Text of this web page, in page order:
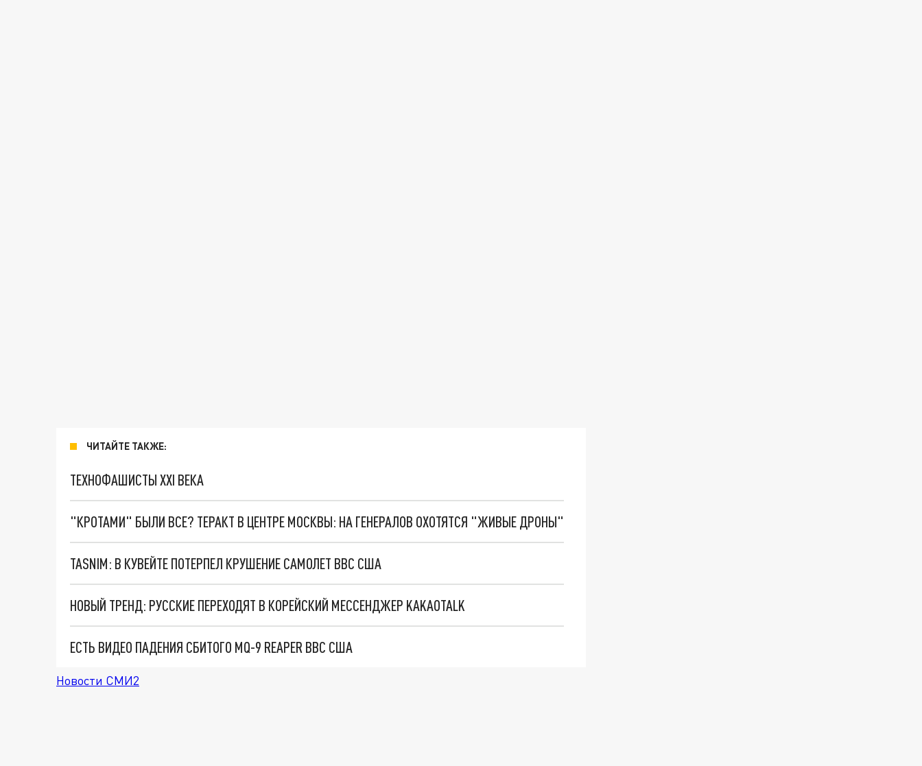
ЧИТАЙТЕ ТАКЖЕ:
ТЕХНОФАШИСТЫ XXI ВЕКА
"КРОТАМИ" БЫЛИ ВСЕ? ТЕРАКТ В ЦЕНТРЕ МОСКВЫ: НА ГЕНЕРАЛОВ ОХОТЯТСЯ "ЖИВЫЕ ДРОНЫ"
TASNIM: В КУВЕЙТЕ ПОТЕРПЕЛ КРУШЕНИЕ САМОЛЕТ ВВС США
НОВЫЙ ТРЕНД: РУССКИЕ ПЕРЕХОДЯТ В КОРЕЙСКИЙ МЕССЕНДЖЕР KAKAOTALK
ЕСТЬ ВИДЕО ПАДЕНИЯ СБИТОГО MQ-9 REAPER ВВС США
Новости СМИ2